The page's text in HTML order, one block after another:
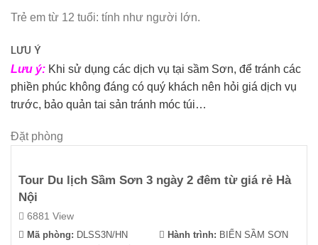
Trẻ em từ 12 tuổi: tính như người lớn.
LƯU Ý
Lưu ý: Khi sử dụng các dịch vụ tại sầm Sơn, để tránh các
phiền phúc không đáng có quý khách nên hỏi giá dịch vụ
trước, bảo quản tai sản tránh móc túi…
Đặt phòng
Tour Du lịch Sầm Sơn 3 ngày 2 đêm từ giá rẻ Hà
Nội
6881 View
Mã phòng: DLSS3N/HN
Hành trình: BIỂN SẦM SƠN